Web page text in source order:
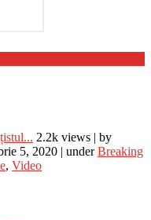
2.2k views
by
5, 2020 underBreaking
, Video